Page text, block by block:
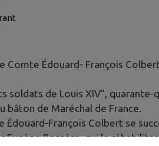
Comte Édouard- François
soldats de Louis XIV”,
bâton de Maréchal de France.
Édouard-François Colbert se
Eugène Bergère, qui le